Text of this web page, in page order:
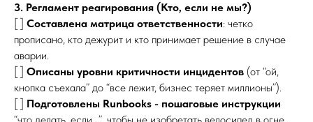
3. Регламент реагирования (Кто, если не мы?)
[ ] Составлена матрица ответственности: четко
прописано, кто дежурит и кто принимает решение в случае
аварии.
[ ] Описаны уровни критичности инцидентов (от “ой,
кнопка съехала” до “все лежит, бизнес теряет миллионы”).
[ ] Подготовлены Runbooks - пошаговые инструкции